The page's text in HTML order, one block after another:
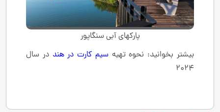
پارکهای آبی سنگاپور
بیشتر بخوانید: نحوه تهیهسیم کارت در هند در سال
2024